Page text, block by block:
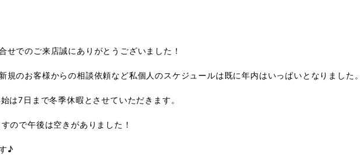
せでのご来店誠にありがとうございました！
規のお客様からの相談依頼など私個人のスケジュールは既に年内はいっぱいとなりました。
は7日まで冬季休暇とさせていただきます。
ので午後は空きがありました！
♪